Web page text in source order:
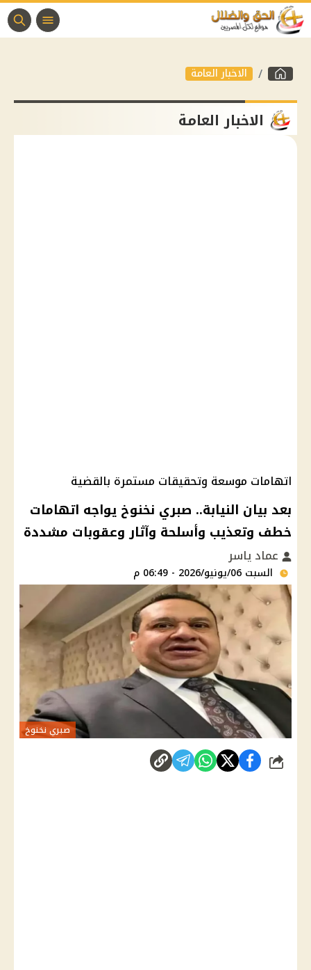
الاخبار العامة
الاخبار العامة
اتهامات موسعة وتحقيقات مستمرة بالقضية
بعد بيان النيابة.. صبري نخنوخ يواجه اتهامات
خطف وتعذيب وأسلحة وآثار وعقوبات مشددة
عماد ياسر
السبت 06/يونيو/2026 - 06:49 م
صبري نخنوخ
شارك